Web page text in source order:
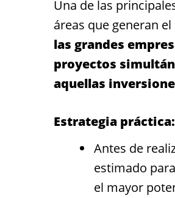
Una de las
áreas que generan
las grandes
proyectos
aquellas
Estrategia práctica:
Antes de
estimado
el mayor